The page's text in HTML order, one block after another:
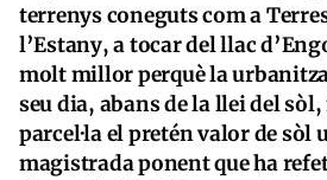
terrenys coneguts com a
l’Estany, a tocar del llac
molt millor perquè la
seu dia, abans de la llei del
parcel·la el pretén valor de sòl
magistrada ponent que ha